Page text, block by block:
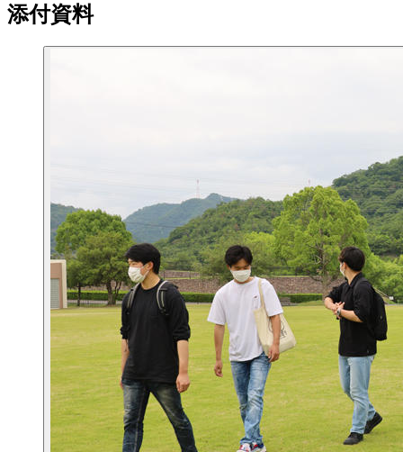
添付資料